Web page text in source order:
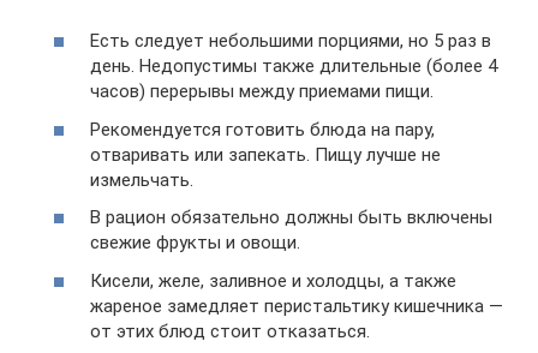
Есть следует небольшими порциями, но 5 раз в
день. Недопустимы также длительные (более 4
часов) перерывы между приемами пищи.
Рекомендуется готовить блюда на пару,
отваривать или запекать. Пищу лучше не
измельчать.
В рацион обязательно должны быть включены
свежие фрукты и овощи.
Кисели, желе, заливное и холодцы, а также
жареное замедляет перистальтику кишечника —
от этих блюд стоит отказаться.